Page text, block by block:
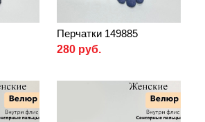
Перчатки 149885
280 руб.